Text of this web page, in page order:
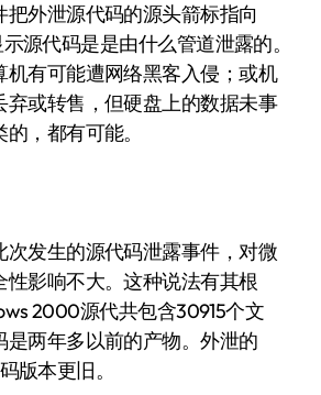
外泄源代码的源头箭标指向
源代码是是由什么管道泄露的。
机有可能遭网络黑客入侵；或机
弃或转售，但硬盘上的数据未事
，都有可能。
发生的源代码泄露事件，对微
性影响不大。这种说法有其根
2000源代共包含30915个文
是两年多以前的产物。外泄的
版本更旧。